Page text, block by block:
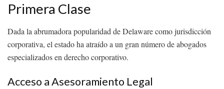
Primera Clase
Dada la abrumadora popularidad de Delaware como jurisdicción
corporativa, el estado ha atraído a un gran número de abogados
especializados en derecho corporativo.
Acceso a Asesoramiento Legal